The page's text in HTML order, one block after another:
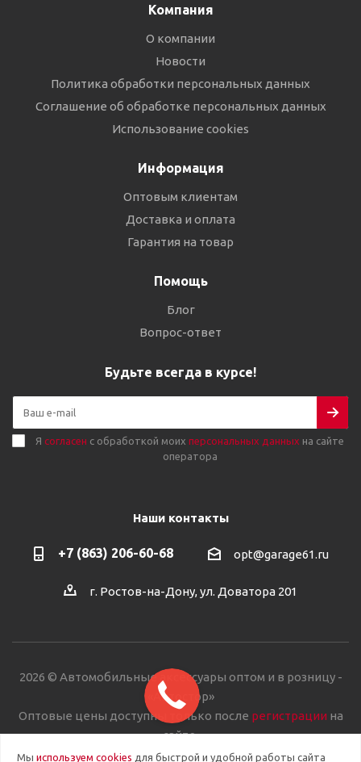
Компания
О компании
Новости
Политика обработки персональных данных
Соглашение об обработке персональных данных
Использование cookies
Информация
Оптовым клиентам
Доставка и оплата
Гарантия на товар
Помощь
Блог
Вопрос-ответ
Будьте всегда в курсе!
Я согласен с обработкой моих персональных данных на сайте
оператора
Наши контакты
+7 (863) 206-60-68 opt@garage61.ru
г. Ростов-на-Дону, ул. Доватора 201
2026 © Автомобильные аксессуары оптом и в розницу -
«Автостор»
Оптовые цены доступны только после регистрации на
сайте.
Мы используем cookies для быстрой и удобной работы сайта